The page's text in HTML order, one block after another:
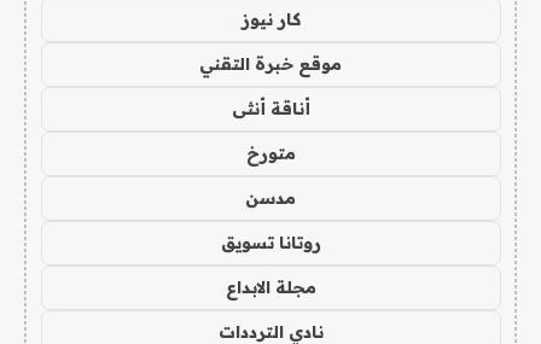
كار نيوز
موقع خبرة التقني
أناقة أنثى
متورخ
مدسن
روتانا تسويق
مجلة الابداع
نادي الترددات